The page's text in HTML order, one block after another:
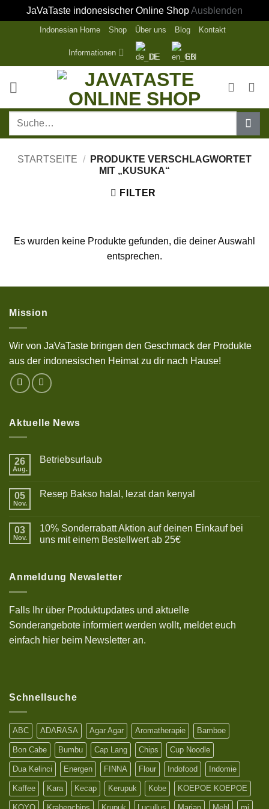
JaVaTaste indonesischer Online ShopAusblenden
Indonesian Home Shop Über uns Blog Kontakt
Informationen DE EN
Suche
STARTSEITE /
PRODUKTE VERSCHLAGWORTET
MIT „KUSUKA“
FILTER
Es wurden keine Produkte gefunden, die deiner Auswahl
entsprechen.
Mission
Wir von JaVaTaste bringen den Geschmack der Produkte
aus der indonesischen Heimat zu dir nach Hause!
Aktuelle News
26
Aug.
Betriebsurlaub
Betriebsurlaub
05
Nov.
Resep Bakso halal, lezat dan kenyal
Resep
Bakso
halal,
03
Nov.
10% Sonderrabatt Aktion auf deinen Einkauf bei
uns mit einem Bestellwert ab 25€
10%
Sonderrabatt
deinen
Einkauf
bei
uns
mit
einem
Anmeldung Newsletter
Falls Ihr über Produktupdates und aktuelle
Sonderangebote informiert werden wollt, meldet euch
einfach hier beim Newsletter an.
Schnellsuche
ABC ADARASA Agar Agar Aromatherapie Bamboe
Bon Cabe Bumbu Cap Lang Chips Cup Noodle
Dua Kelinci Energen FINNA Flour Indofood Indomie
Kaffee Kara Kecap Kerupuk Kobe KOEPOE KOEPOE